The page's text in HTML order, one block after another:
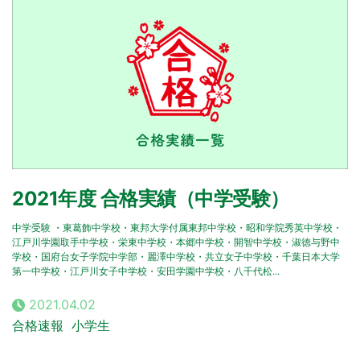
2021年度 合格実績（中学受験）
中学受験 ・東葛飾中学校・東邦大学付属東邦中学校・昭和学院秀英中学校・
江戸川学園取手中学校・栄東中学校・本郷中学校・開智中学校・淑徳与野中
学校・国府台女子学院中学部・麗澤中学校・共立女子中学校・千葉日本大学
第一中学校・江戸川女子中学校・安田学園中学校・八千代松...
2021.04.02
合格速報 小学生